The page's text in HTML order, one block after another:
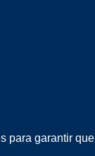
para garantir
2026DIÁRIO DA